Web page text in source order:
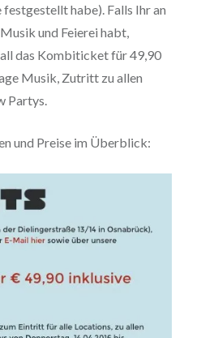
habe). Falls Ihr an
und Feierei habt,
das Kombiticket für 49,90
Musik, Zutritt zu allen
Partys.
und Preise im Überblick: